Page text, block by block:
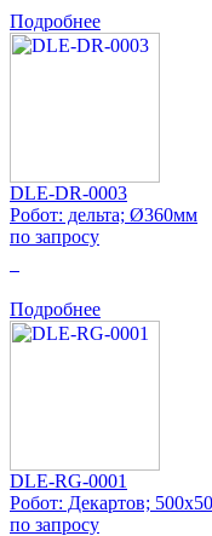
Подробнее
DLE-DR-0003
Робот: дельта; Ø360мм
по запросу
Подробнее
DLE-RG-0001
Робот: Декартов;
по запросу